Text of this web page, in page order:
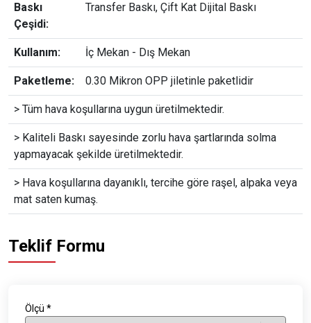
Baskı
Çeşidi:
Transfer Baskı, Çift Kat Dijital Baskı
Kullanım: İç Mekan - Dış Mekan
Paketleme: 0.30 Mikron OPP jiletinle paketlidir
> Tüm hava koşullarına uygun üretilmektedir.
> Kaliteli Baskı sayesinde zorlu hava şartlarında solma
yapmayacak şekilde üretilmektedir.
> Hava koşullarına dayanıklı, tercihe göre raşel, alpaka veya
mat saten kumaş.
Teklif Formu
Ölçü *